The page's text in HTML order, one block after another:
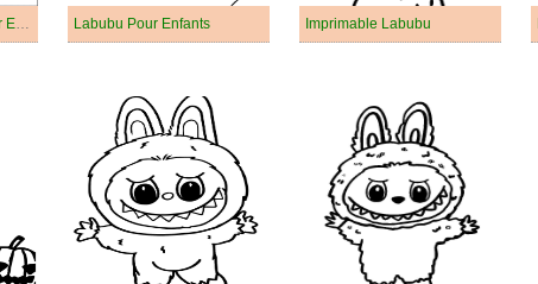
Labubu Imprimable Pour Enfants Labubu Pour Enfants Imprimable Labubu